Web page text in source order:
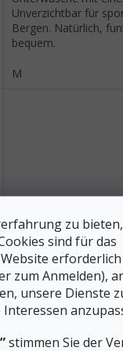
zu
sind für das
erforderlich
zum Anmelden),
unsere Dienste
stimmen Sie der
Unverzichtbar für
Bergen. Natürlich,
bequem.
M
ORTOVOX
230
patronal blau -